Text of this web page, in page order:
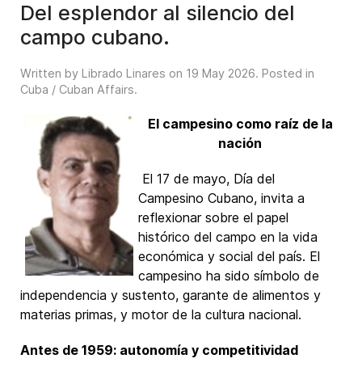
Del esplendor al silencio del
campo cubano.
Written by Librado Linares on 19 May 2026. Posted in
Cuba / Cuban Affairs.
El campesino como raíz de la
nación
El 17 de mayo, Día del
Campesino Cubano, invita a
reflexionar sobre el papel
histórico del campo en la vida
económica y social del país. El
campesino ha sido símbolo de
independencia y sustento, garante de alimentos y
materias primas, y motor de la cultura nacional.
Antes de 1959: autonomía y competitividad